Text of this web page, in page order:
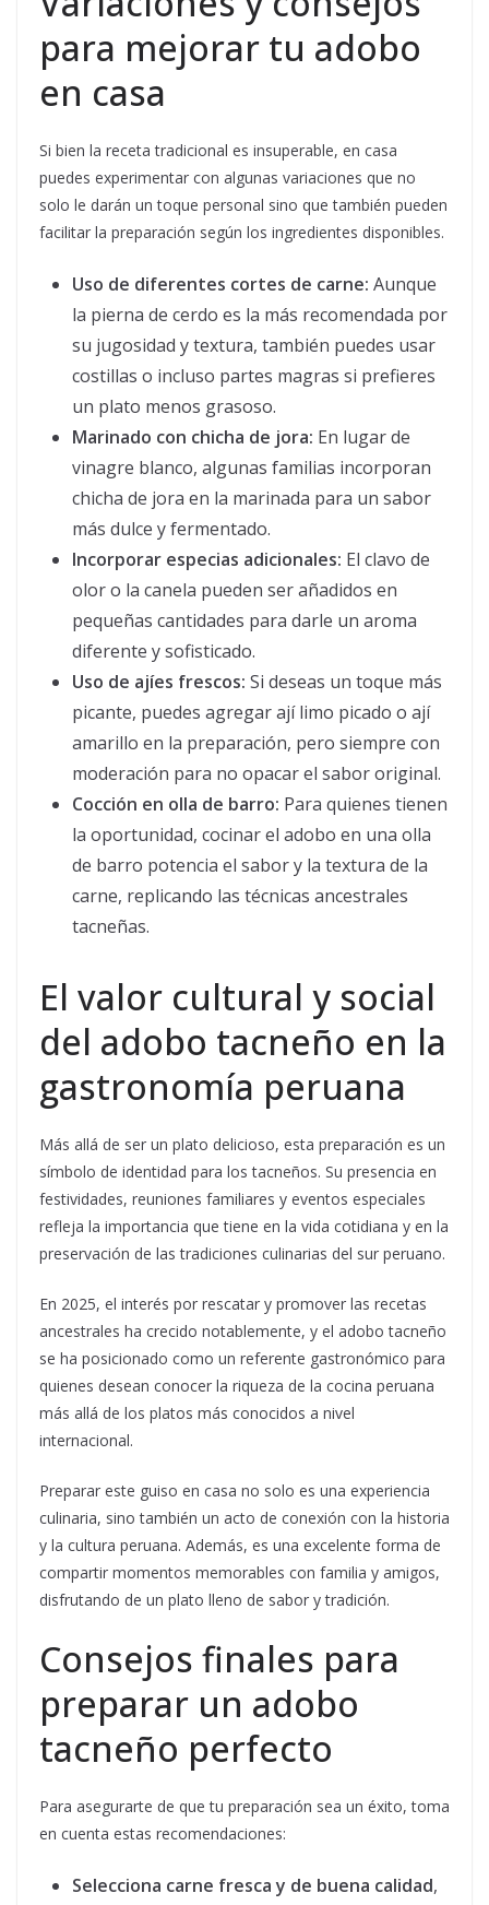
para mejorar tu adobo
en casa
Si bien la receta tradicional es insuperable, en casa
puedes experimentar con algunas variaciones que no
solo le darán un toque personal sino que también pueden
facilitar la preparación según los ingredientes disponibles.
Uso de diferentes cortes de carne: Aunque
la pierna de cerdo es la más recomendada por
su jugosidad y textura, también puedes usar
costillas o incluso partes magras si prefieres
un plato menos grasoso.
Marinado con chicha de jora: En lugar de
vinagre blanco, algunas familias incorporan
chicha de jora en la marinada para un sabor
más dulce y fermentado.
Incorporar especias adicionales: El clavo de
olor o la canela pueden ser añadidos en
pequeñas cantidades para darle un aroma
diferente y sofisticado.
Uso de ajíes frescos: Si deseas un toque más
picante, puedes agregar ají limo picado o ají
amarillo en la preparación, pero siempre con
moderación para no opacar el sabor original.
Cocción en olla de barro: Para quienes tienen
la oportunidad, cocinar el adobo en una olla
de barro potencia el sabor y la textura de la
carne, replicando las técnicas ancestrales
tacneñas.
El valor cultural y social
del adobo tacneño en la
gastronomía peruana
Más allá de ser un plato delicioso, esta preparación es un
símbolo de identidad para los tacneños. Su presencia en
festividades, reuniones familiares y eventos especiales
refleja la importancia que tiene en la vida cotidiana y en la
preservación de las tradiciones culinarias del sur peruano.
En 2025, el interés por rescatar y promover las recetas
ancestrales ha crecido notablemente, y el adobo tacneño
se ha posicionado como un referente gastronómico para
quienes desean conocer la riqueza de la cocina peruana
más allá de los platos más conocidos a nivel
internacional.
Preparar este guiso en casa no solo es una experiencia
culinaria, sino también un acto de conexión con la historia
y la cultura peruana. Además, es una excelente forma de
compartir momentos memorables con familia y amigos,
disfrutando de un plato lleno de sabor y tradición.
Consejos finales para
preparar un adobo
tacneño perfecto
Para asegurarte de que tu preparación sea un éxito, toma
en cuenta estas recomendaciones:
Selecciona carne fresca y de buena calidad,